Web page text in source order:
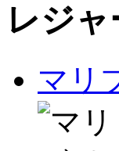
レジ
マリ